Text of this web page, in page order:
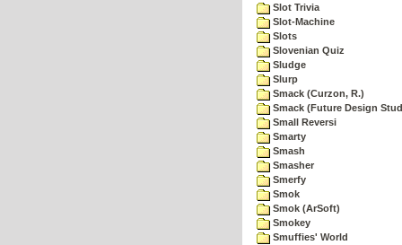
Slot Trivia
Slot-Machine
Slots
Slovenian Quiz
Sludge
Slurp
Smack (Curzon, R.)
Smack (Future Design
Small Reversi
Smarty
Smash
Smasher
Smerfy
Smok
Smok (ArSoft)
Smokey
Smuffies' World